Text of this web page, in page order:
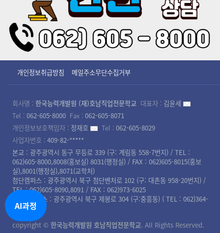
개인정보취급방침 메일주소무단수집거부
회사명 : 한국능력개발원 (재)호남직업전문학교 대표자 : 김윤세
Tel : 062-605-8000 Fax : 062-605-8071
개인정보보호책임자 : 정재호 Tel : 062-605-8029
사업자번호 : 409-82-*****
본교 : 광주광역시 동구 무등로 339 (구: 계림동 558-7번지) / TEL :
062)605-8000,8008(홍보실) 8031(행정실) / FAX : 062)605-8015(홍보
실),8001(행정실),8071(교학처)
첨단캠퍼스 : 광주광역시 북구 첨단벤처로 102 (구: 대촌동 958-20번지) /
TEL : 062)605-8090,8091 / FAX : 062)973-6025
북광주캠퍼스 : 광주광역시 북구 제봉로 304 (구:중흥동) ( TEL : 062)364-
8008 )
copyright © 한국능력개발원 호남직업전문학교. All Rights Reserved.
AI과정